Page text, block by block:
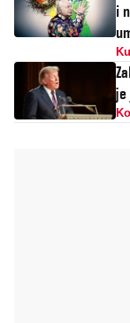
i
je